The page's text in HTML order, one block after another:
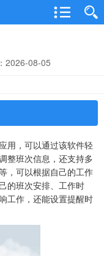
2026-08-05
用，可以通过该软件轻
整班次信息，还支持多
，可以根据自己的工作
的班次安排、工作时
工作，还能设置提醒时